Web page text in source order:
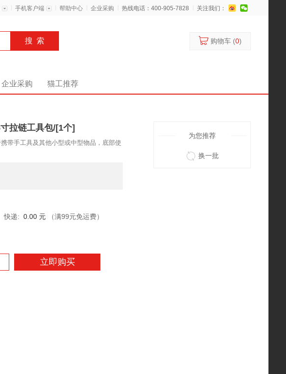
手机客户端 帮助中心 企业采购 热线电话：400-905-7828 关注我们：
购物车 (0)
企业采购 猫工推荐
拉链工具包/[1个]
带手工具及其他小型或中型物品，底部使
快递: 0.00 元 （满99元免运费）
立即购买
为您推荐
换一批